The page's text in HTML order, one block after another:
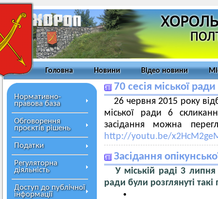
Головна Новини Відео новини
Нормативно-
правова база
Обговорення
проєктів рішень
Податки
Регуляторна
діяльність
Доступ до публічної
інформації
70 сесія міської ради
26 червня 2015 року
міської ради 6
засідання можна
http://youtu.be/
Засідання
У міській раді 3 липня
ради були розглянуті